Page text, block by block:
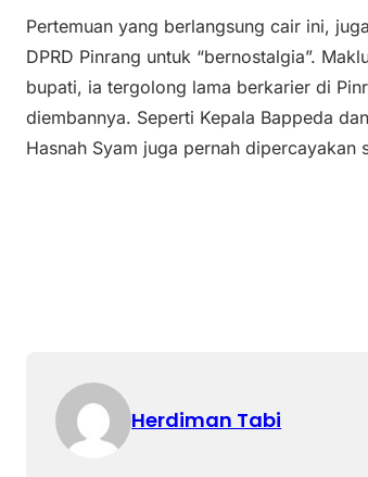
Pertemuan yang berlangsung cair ini,
DPRD Pinrang untuk “bernostalgia”.
bupati, ia tergolong lama berkarier di
diembannya. Seperti Kepala Bappeda
Hasnah Syam juga pernah dipercayakan
Herdiman Tabi